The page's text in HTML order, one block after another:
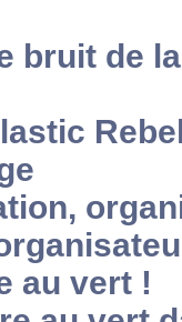
bruit de
au vert !